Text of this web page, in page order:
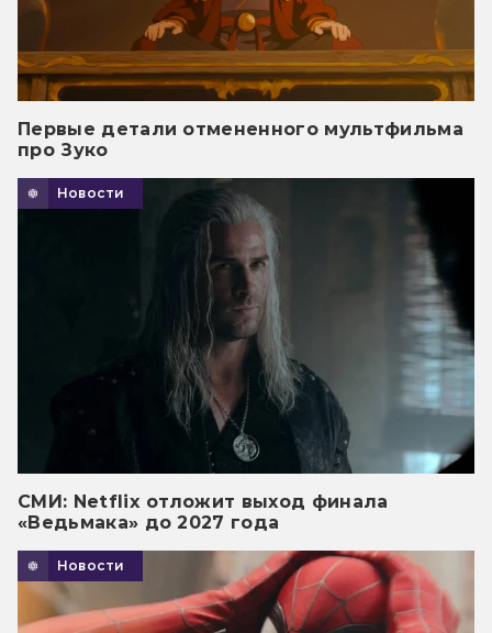
Первые детали отмененного мультфильма
про Зуко
Новости
СМИ: Netflix отложит выход финала
«Ведьмака» до 2027 года
Новости